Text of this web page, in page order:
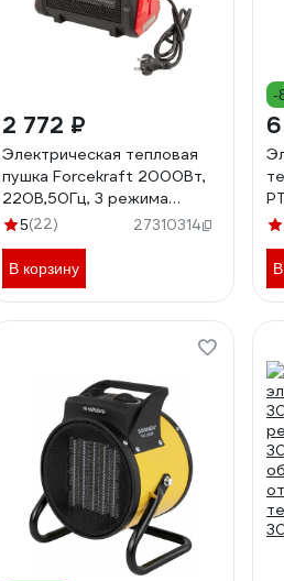
2 772 ₽
Электрическая тепловая
пушка Forcekraft 2000Вт,
220В,50Гц, 3 режима
нагрева:20/1000/2000Вт,
защита от перегрева,
встроенный термостат FK-
BH-20R3(51896)
5(22) 27310314
В корзину
-